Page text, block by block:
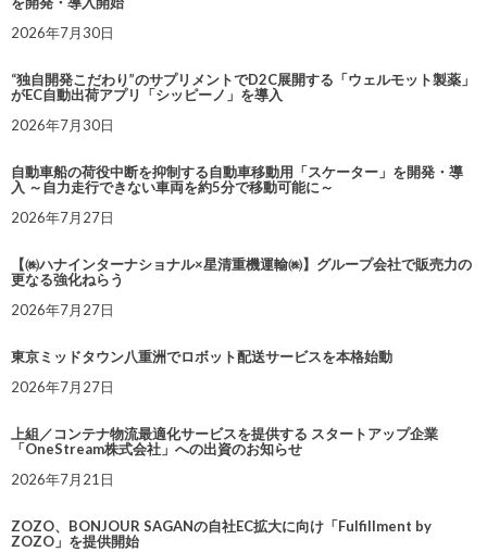
2026年7月30日
“独自開発こだわり”のサプリメントでD2C展開する「ウェルモット製薬」
がEC自動出荷アプリ「シッピーノ」を導入
2026年7月30日
自動車船の荷役中断を抑制する自動車移動用「スケーター」を開発・導
入 ～自力走行できない車両を約5分で移動可能に～
2026年7月27日
【㈱ハナインターナショナル×星清重機運輸㈱】グループ会社で販売力の
更なる強化ねらう
2026年7月27日
東京ミッドタウン八重洲でロボット配送サービスを本格始動
2026年7月27日
上組／コンテナ物流最適化サービスを提供する スタートアップ企業
「OneStream株式会社」への出資のお知らせ
2026年7月21日
ZOZO、BONJOUR SAGANの自社EC拡大に向け「Fulfillment by
ZOZO」を提供開始